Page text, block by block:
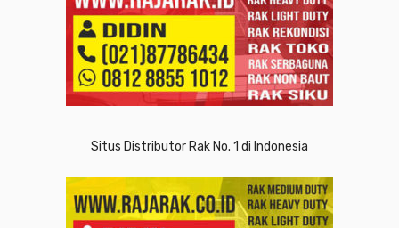
Situs Distributor Rak No. 1 di Indonesia